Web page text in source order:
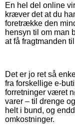
En hel del online
kræver det at du
foretrække den
hensyn til om man
at få fragtmanden
Det er jo ret så
fra forskellige e-
forretninger været
varer – til drenge
helt i bund, og
omkostninger.